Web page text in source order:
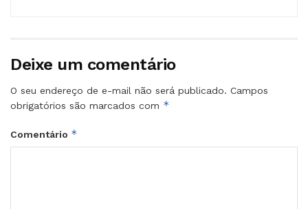
Deixe um comentário
O seu endereço de e-mail não será publicado. Campos
obrigatórios são marcados com *
Comentário *